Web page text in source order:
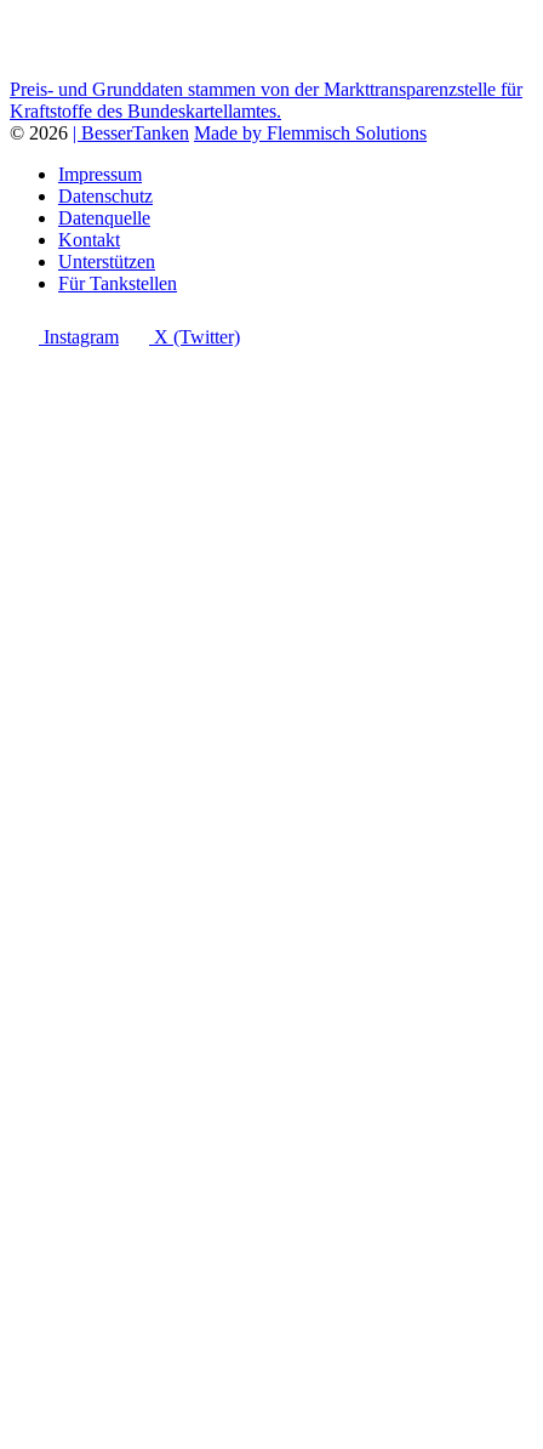
Preis- und Grunddaten stammen von der Markttransparenzstelle für
Kraftstoffe des Bundeskartellamtes.
© 2026 | BesserTanken Made by Flemmisch Solutions
Impressum
Datenschutz
Datenquelle
Kontakt
Unterstützen
Für Tankstellen
Instagram X (Twitter)